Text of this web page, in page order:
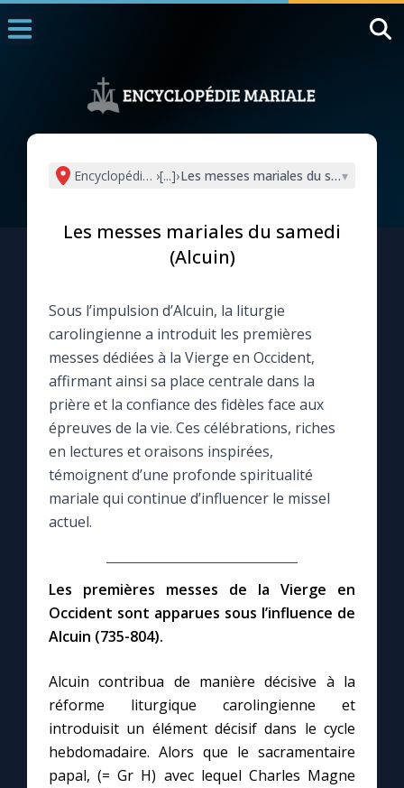
L'actualité de la semaine
La newsletter
La vidéo de la semaine
Le compte Tiktok
Le magazine
Questions-réponses
Avec Thérèse de Lisieux
L'Évangile chaque jour
Encyclopédie mariale
›[...]›Les messes mariales du samedi
▾
Les messes mariales du samedi
(Alcuin)
Sous l’impulsion d’Alcuin, la liturgie
carolingienne a introduit les premières
messes dédiées à la Vierge en Occident,
affirmant ainsi sa place centrale dans la
prière et la confiance des fidèles face aux
épreuves de la vie. Ces célébrations, riches
en lectures et oraisons inspirées,
témoignent d’une profonde spiritualité
mariale qui continue d’influencer le missel
actuel.
Les premières messes de la Vierge en
Occident sont apparues sous l’influence de
Alcuin (735-804).
Alcuin contribua de manière décisive à la
réforme liturgique carolingienne et
introduisit un élément décisif dans le cycle
hebdomadaire. Alors que le sacramentaire
papal, (= Gr H) avec lequel Charles Magne